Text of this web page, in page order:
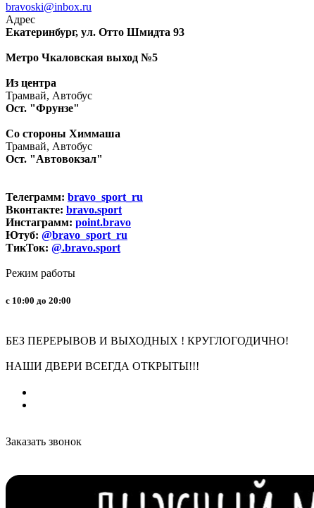
bravoski@inbox.ru
Адрес
Екатеринбург, ул. Отто Шмидта 93
Метро Чкаловская выход №5
Из центра
Трамвай, Автобус
Ост. "Фрунзе"
Со стороны Химмаша
Трамвай, Автобус
Ост. "Автовокзал"
Телеграмм: bravo_sport_ru
Вконтакте: bravo.sport
Инстаграмм: point.bravo
Ютуб: @bravo_sport_ru
ТикТок: @.bravo.sport
Режим работы
с 10:00 до 20:00
БЕЗ ПЕРЕРЫВОВ И ВЫХОДНЫХ ! КРУГЛОГОДИЧНО!
НАШИ ДВЕРИ ВСЕГДА ОТКРЫТЫ!!!
Заказать звонок